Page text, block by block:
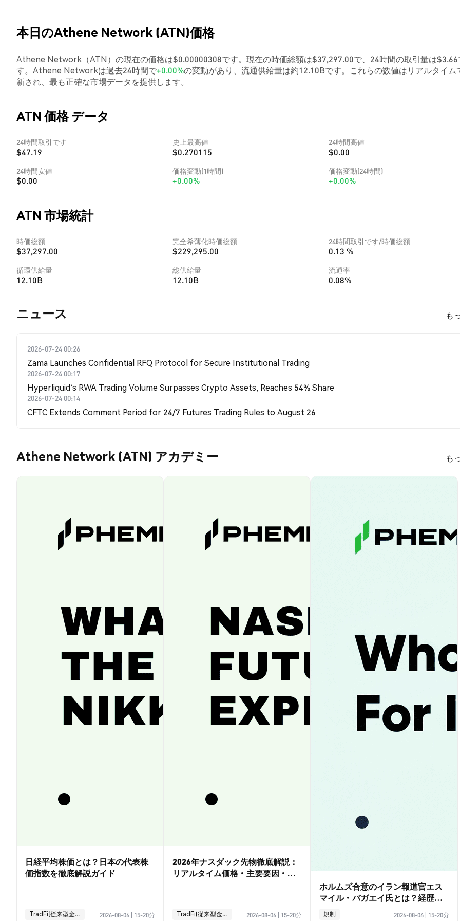
本日のAthene Network (ATN)価格
Athene Network（ATN）の現在の価格は$0.00000308です。現在の時価総額は$37,297.00で、24時間の取引量は$3.66
す。Athene Networkは過去24時間で+0.00%の変動があり、流通供給量は約12.10Bです。これらの数値はリアルタイム
新され、最も正確な市場データを提供します。
ATN 価格 データ
24時間取引です
$47.19
史上最高値
$0.270115
24時間高値
$0.00
24時間安値
$0.00
価格変動(1時間)
+0.00%
価格変動(24時間)
+0.00%
ATN 市場統計
時価総額
$37,297.00
完全希薄化時価総額
$229,295.00
24時間取引です/時価総額
0.13 %
循環供給量
12.10B
総供給量
12.10B
流通率
0.08%
​​ニュース​​ も
2026-07-24 00:26
Zama Launches Confidential RFQ Protocol for Secure Institutional Trading
2026-07-24 00:17
Hyperliquid's RWA Trading Volume Surpasses Crypto Assets, Reaches 54% Share
2026-07-24 00:14
CFTC Extends Comment Period for 24/7 Futures Trading Rules to August 26
Athene Network (ATN) アカデミー も
日経平均株価とは？日本の代表株
価指数を徹底解説ガイド
TradFi(従来型金融) 2026-08-06 15-20分
2026年ナスダック先物徹底解説：
リアルタイム価格・主要要因・取
TradFi(従来型金融) 2026-08-06 15-20分
ホルムズ合意のイラン報道官エス
マイル・バガエイ氏とは？経歴ガ
イド
規制 2026-08-06 15-20分